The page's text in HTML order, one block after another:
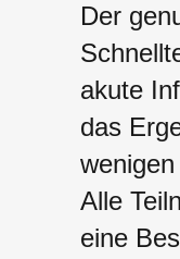
Der
akute
das
Alle
eine